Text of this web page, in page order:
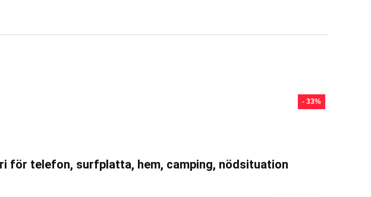
- 33%
för telefon, surfplatta, hem, camping, nödsituation